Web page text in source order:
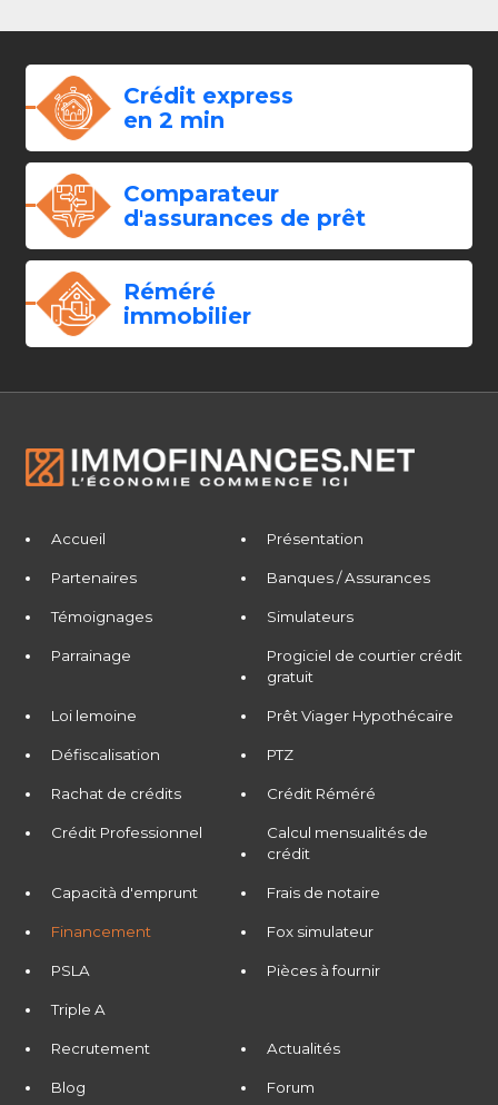
Crédit express
en 2 min
Comparateur
d'assurances de prêt
Réméré
immobilier
Accueil Présentation
Partenaires Banques / Assurances
Témoignages Simulateurs
Parrainage
Progiciel de courtier crédit
gratuit
Loi lemoine Prêt Viager Hypothécaire
Défiscalisation PTZ
Rachat de crédits Crédit Réméré
Crédit Professionnel
Calcul mensualités de
crédit
Capacità d'emprunt Frais de notaire
Financement Fox simulateur
PSLA Pièces à fournir
Triple A
Recrutement Actualités
Blog Forum